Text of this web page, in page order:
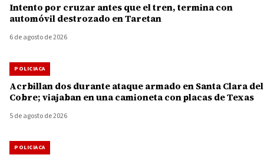
Intento por cruzar antes que el tren, termina con
automóvil destrozado en Taretan
6 de agosto de 2026
POLICIACA
Acrbillan dos durante ataque armado en Santa Clara del
Cobre; viajaban en una camioneta con placas de Texas
5 de agosto de 2026
POLICIACA